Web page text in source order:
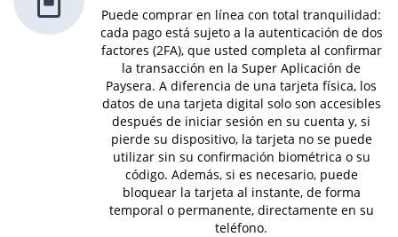
Puede comprar en línea con total tranquilidad:
cada pago está sujeto a la autenticación de dos
factores (2FA), que usted completa al confirmar
la transacción en la Super Aplicación de
Paysera. A diferencia de una tarjeta física, los
datos de una tarjeta digital solo son accesibles
después de iniciar sesión en su cuenta y, si
pierde su dispositivo, la tarjeta no se puede
utilizar sin su confirmación biométrica o su
código. Además, si es necesario, puede
bloquear la tarjeta al instante, de forma
temporal o permanente, directamente en su
teléfono.